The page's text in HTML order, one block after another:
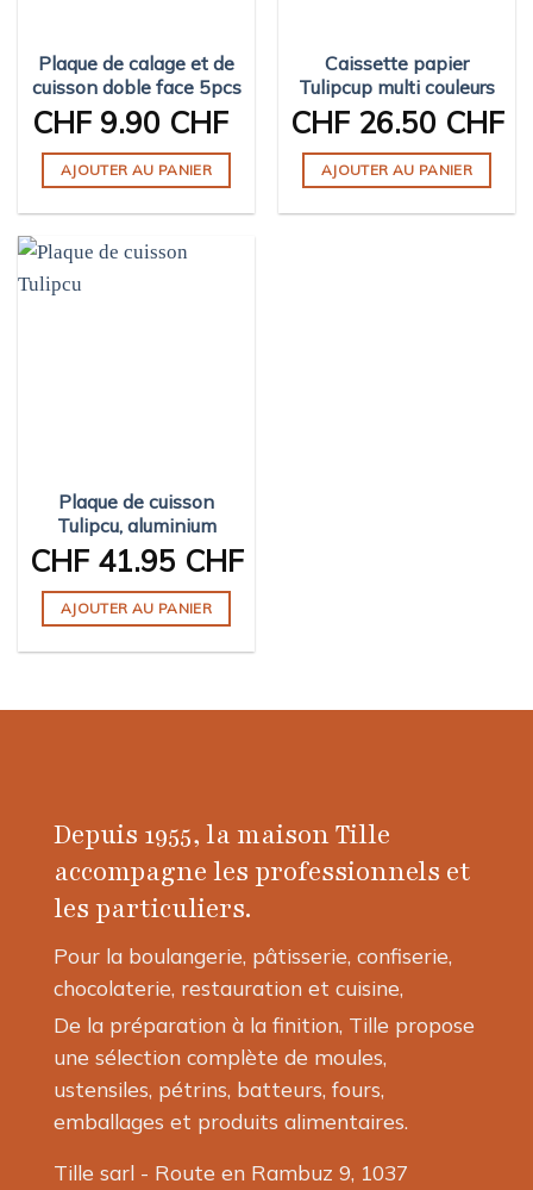
la
page
du
du
produit
Plaque de calage et de
cuisson doble face 5pcs
CHF 9.90 CHF
AJOUTER AU PANIER
Caissette papier
Tulipcup multi couleurs
CHF26.50 CHF
AJOUTER AU PANIER
Plaque de cuisson
Tulipcu, aluminium
CHF41.95 CHF
AJOUTER AU PANIER
Depuis 1955, la maison Tille
accompagne les professionnels et
les particuliers.
Pour la boulangerie, pâtisserie, confiserie,
chocolaterie, restauration et cuisine,
De la préparation à la finition, Tille propose
une sélection complète de moules,
ustensiles, pétrins, batteurs, fours,
emballages et produits alimentaires.
Tille sarl - Route en Rambuz 9, 1037